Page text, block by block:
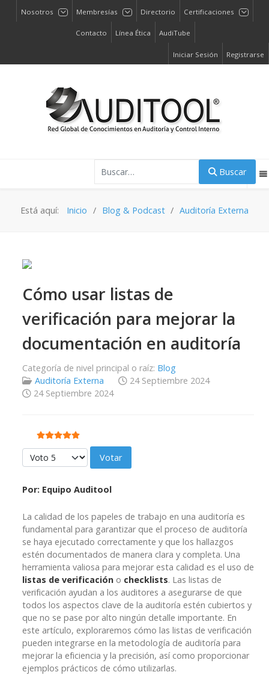
Nosotros Membresías Directorio Certificaciones
Contacto Línea Ética AudiTube
Iniciar Sesión Registrarse
Buscar
Está aquí: Inicio Blog & Podcast Auditoría Externa
Cómo usar listas de
verificación para mejorar la
documentación en auditoría
Categoría de nivel principal o raíz: Blog
Auditoría Externa
24 Septiembre 2024
24 Septiembre 2024
Ratio:5/5
Por favor, vote
Por: Equipo Auditool
La calidad de los papeles de trabajo en una auditoría es
fundamental para garantizar que el proceso de auditoría
se haya ejecutado correctamente y que los hallazgos
estén documentados de manera clara y completa. Una
herramienta valiosa para mejorar esta calidad es el uso de
listas de verificación o checklists. Las listas de
verificación ayudan a los auditores a asegurarse de que
todos los aspectos clave de la auditoría estén cubiertos y
que no se pase por alto ningún detalle importante. En
este artículo, exploraremos cómo las listas de verificación
pueden integrarse en la metodología de auditoría para
mejorar la eficiencia y la precisión, así como proporcionar
ejemplos prácticos de cómo utilizarlas.